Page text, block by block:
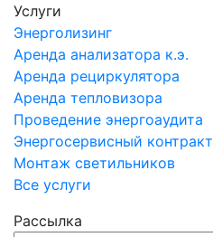
Услуги
Энерголизинг
Аренда анализатора к.э.
Аренда рециркулятора
Аренда тепловизора
Проведение энергоаудита
Энергосервисный контракт
Монтаж светильников
Все услуги
Рассылка